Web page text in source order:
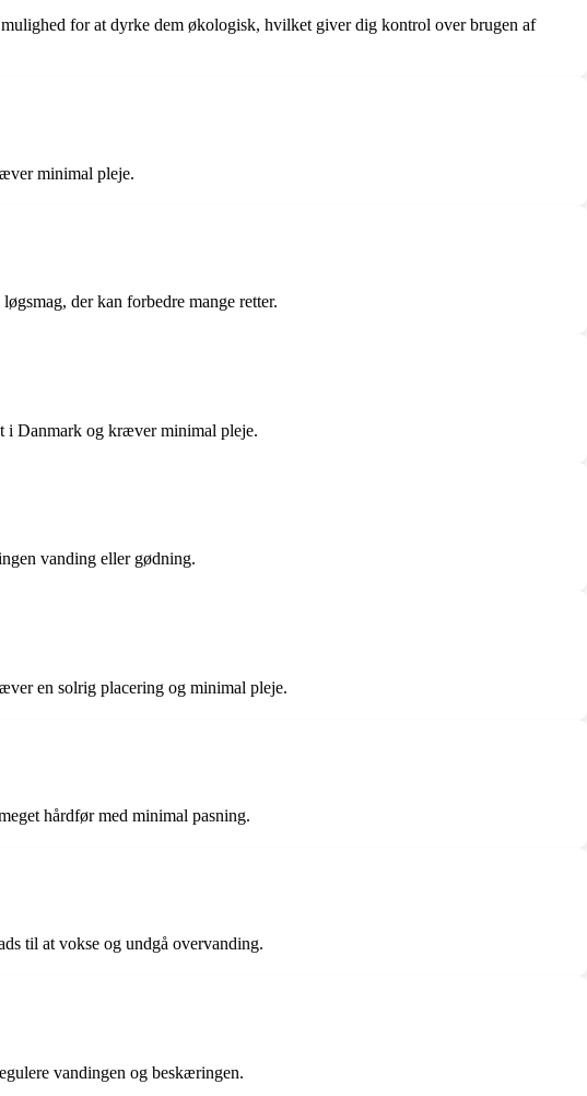
for at dyrke dem økologisk, hvilket giver dig kontrol over brugen af
minimal pleje.
der kan forbedre mange retter.
i Danmark og kræver minimal pleje.
vanding eller gødning.
en solrig placering og minimal pleje.
hårdfør med minimal pasning.
til at vokse og undgå overvanding.
vandingen og beskæringen.